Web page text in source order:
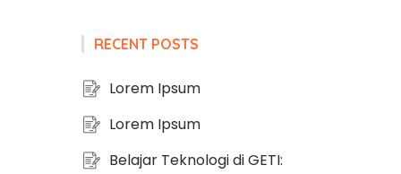
RECENT POSTS
Lorem Ipsum
Lorem Ipsum
Belajar Teknologi di GETI: